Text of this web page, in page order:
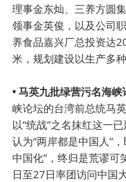
理事金东灿、三养方圆
领事金英俊，以及公司
养食品嘉兴厂总投资达
米，规划建设以生产多
• 马英九批绿营污名海峡
峡论坛的台湾前总统马
以“统战”之名抹红这一
认为“两岸都是中国人”
中国化”，终归是荒谬
日至27日率团访问中国